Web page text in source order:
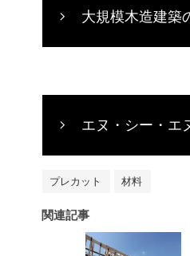
大規模木造建築
エヌ・シー・エ
プレカット 材料
関連記事